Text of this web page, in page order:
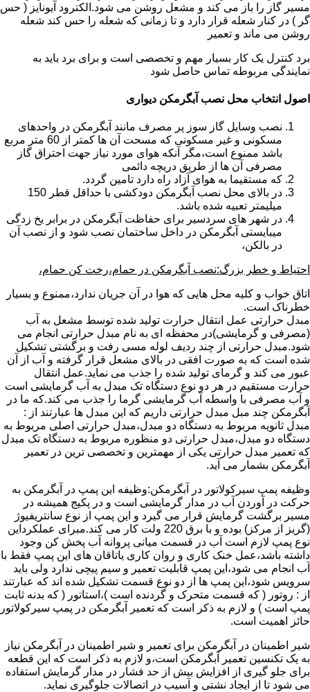
مسیر گاز را باز می کند و مشعل روشن می شود.الکترود آیونایز ( حس
گر ) در کنار شعله قرار دارد و تا زمانی که شعله را حس کند شعله
روشن می ماند و تعمیر
برد کنترل یک کار بسیار مهم و تخصصی است و برای برد باید به
نمایندگی مربوطه تماس حاصل شود
اصول انتخاب محل نصب آبگرمکن دیواری
نصب وسایل گاز سوز پر مصرف مانند آبگرمکن در واحدهای
مسکونی و غیر مسکونی که مسحت آن ها کمتر از 60 متر مربع
باشد ممنوع است،مگر آنکه هوای مورد نیاز جهت احتراق گاز
مصرفی آن ها از طریق دریچه دائمی
که مستقیما به هوای آزاد راه دارد تامین گردد.
در بالای محل نصب آبگرمکن دودکشی با حداقل قطر 150
میلیمتر تعبیه شده باشد.
در شهر های سردسیر برای حفاظت آبگرمکن در برابر یخ زدگی
میبایستی آبگرمکن در داخل ساختمان نصب شود و از نصب آن
در بالکن،
احتیاط و خطر بزرگ:نصب آبگرمکن در حمام،رخت کن حمام،
اتاق خواب و کلیه محل هایی که هوا در آن جریان ندارد،ممنوع و بسیار
خطرناک است.
مبدل حرارتی عمل انتقال حرارت تولید شده توسط مشعل به آب
(مصرفی و گرمایشی)در محفظه ای به نام مبدل حرارتی انجام می
شود.مبدل حرارتی از چند ردیف لوله مسی رفت و برگشتی تشکیل
شده است که به صورت افقی در بالای مشعل قرار گرفته و آب از آن
عبور می کند و گرمای تولید شده را جذب می نماید.عمل انتقال
حرارت مستقیم در هر دو نوع دستگاه تک مبدل به آب گرمایشی است
و آب مصرفی با واسطه آب گرمایشی گرما را جذب می کند.که ما در
آبگرمکن چند مبل مبدل حرارتی داریم که این مبدل ها عبارتند از :
مبدل ثانویه مربوط به دستگاه دو مبدل،مبدل حرارتی اصلی مربوط به
دستگاه دو مبدل،مبدل حرارتی دو منظوره مربوط به دستگاه تک مبدل
که تعمیر مبدل حرارتی یکی از مهمترین و تخصصی ترین در تعمیر
آبگرمکن بشمار می آید.
وظیفه پمپ سیرکولاتور در آبگرمکن:وظیفه این پمپ در آبگرمکن به
حرکت در آوردن آب در مدار گرمایشی است و در پکیج همیشه در
مسیر برگشت گرمایش قرار می گیرد و این پمپ از نوع سانتریفیوژ
(گریز از مرکز) بوده و با برق 220 ولت کار می کند.مبرای عملکرداین
نوع پمپ لازم است آب در قسمت میانی پروانه آب پخش کن وجود
داشته باشد،عمل خنک کاری و روان کاری یاتاقان های این پمپ فقط با
آب انجام می شود،این پمپ قابلیت تعمیر و سیم پیچی ندارد ولی باید
سرویس شود،این پمپ ها از دو نوع قسمت تشکیل شده اند که عبارتند
از : روتور ( که قسمت متحرک و گردنده است )،استاتور ( که بدنه ثابت
پمپ است ) و لازم به ذکر است که تعمیر آبگرمکن در پمپ سیرکولاتور
حائز اهمیت است.
شیر اطمینان در آبگرمکن برای تعمیر و شیر اطمینان در آبگرمکن نیاز
به یک تکنسین تعمیر آبگرمکن است،و لازم به ذکر است که این قطعه
برای جلو گیری از افزایش بیش از حد فشار در مدار گرمایش استفاده
می شود تا از ایجاد نشتی و آسیب در اتصالات جلوگیری نماید.